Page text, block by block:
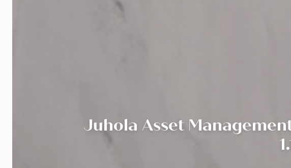
Juhola Asset